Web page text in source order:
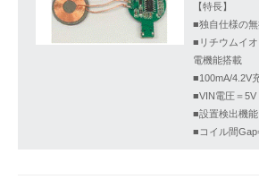
【特長】
■独自仕様の
■リチウムイ
電機能搭載
■100mA/4.2V
■VIN電圧＝5V
■設置検出機
■コイル間